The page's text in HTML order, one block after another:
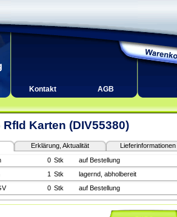
Kontakt AGB
Karten (DIV55380)
Erklärung, Aktualität
Lieferinformationen
0 Stk
auf Bestellung
1 Stk
lagernd, abholbereit
0 Stk auf Bestellung